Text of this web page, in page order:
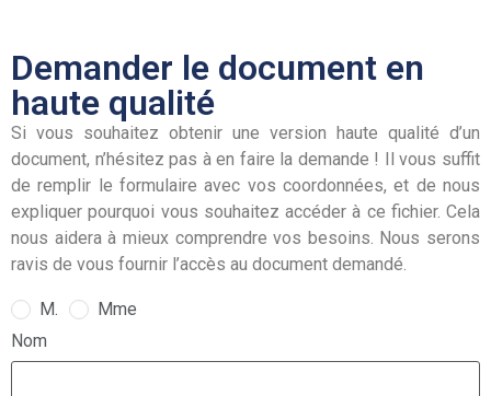
Demander le document en
haute qualité
Si vous souhaitez obtenir une version haute qualité d’un
document, n’hésitez pas à en faire la demande ! Il vous suffit
de remplir le formulaire avec vos coordonnées, et de nous
expliquer pourquoi vous souhaitez accéder à ce fichier. Cela
nous aidera à mieux comprendre vos besoins. Nous serons
ravis de vous fournir l’accès au document demandé.
M.
Mme
Nom